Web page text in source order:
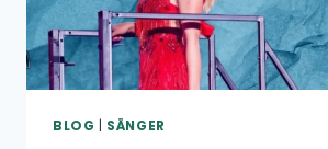
BLOG SÄNGER